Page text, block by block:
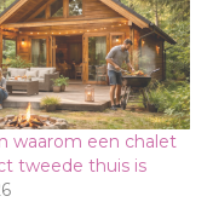
waarom een chalet
tweede thuis is